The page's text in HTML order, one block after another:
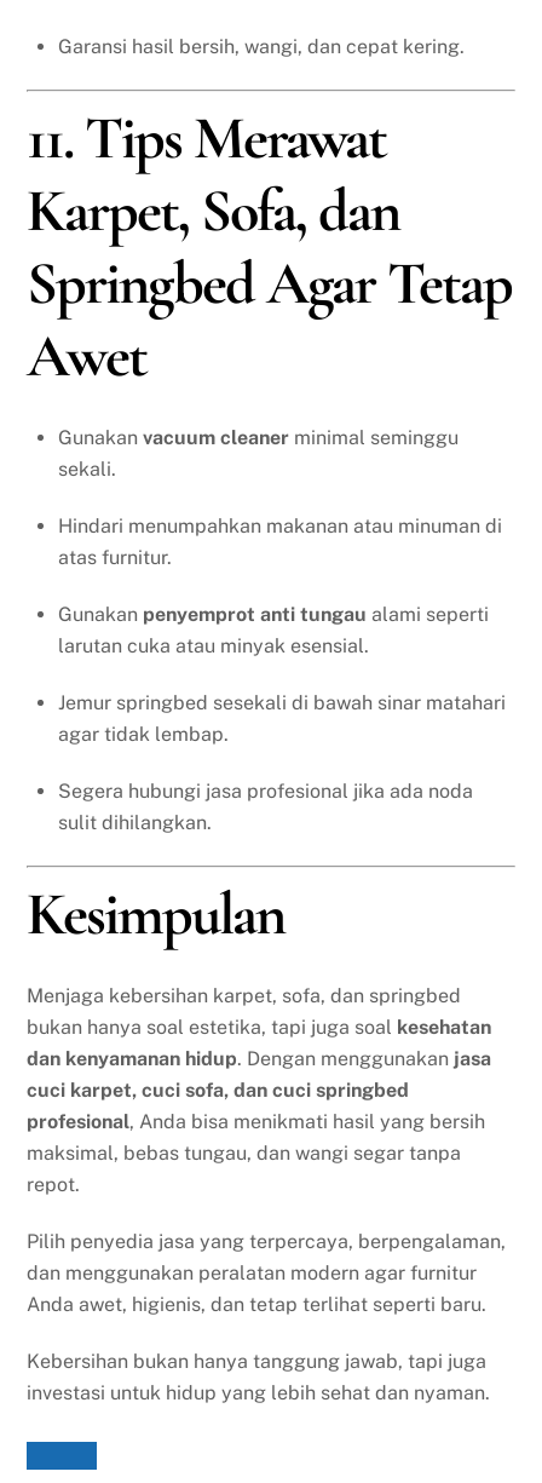
Garansi hasil bersih, wangi, dan cepat kering.
11. Tips Merawat
Karpet, Sofa, dan
Springbed Agar Tetap
Awet
Gunakan vacuum cleaner minimal seminggu
sekali.
Hindari menumpahkan makanan atau minuman di
atas furnitur.
Gunakan penyemprot anti tungau alami seperti
larutan cuka atau minyak esensial.
Jemur springbed sesekali di bawah sinar matahari
agar tidak lembap.
Segera hubungi jasa profesional jika ada noda
sulit dihilangkan.
Kesimpulan
Menjaga kebersihan karpet, sofa, dan springbed
bukan hanya soal estetika, tapi juga soal kesehatan
dan kenyamanan hidup. Dengan menggunakan jasa
cuci karpet, cuci sofa, dan cuci springbed
profesional, Anda bisa menikmati hasil yang bersih
maksimal, bebas tungau, dan wangi segar tanpa
repot.
Pilih penyedia jasa yang terpercaya, berpengalaman,
dan menggunakan peralatan modern agar furnitur
Anda awet, higienis, dan tetap terlihat seperti baru.
Kebersihan bukan hanya tanggung jawab, tapi juga
investasi untuk hidup yang lebih sehat dan nyaman.